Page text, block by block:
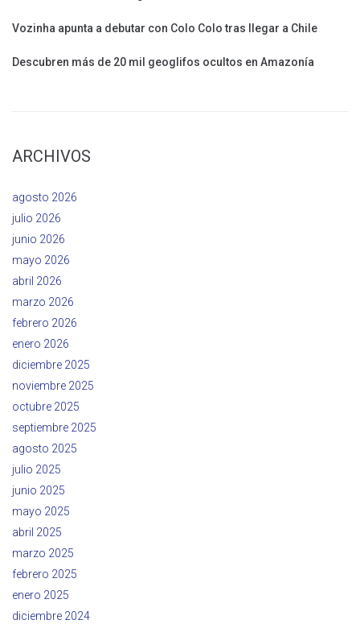
Vozinha apunta a debutar con Colo Colo tras llegar a Chile
Descubren más de 20 mil geoglifos ocultos en Amazonía
ARCHIVOS
agosto 2026
julio 2026
junio 2026
mayo 2026
abril 2026
marzo 2026
febrero 2026
enero 2026
diciembre 2025
noviembre 2025
octubre 2025
septiembre 2025
agosto 2025
julio 2025
junio 2025
mayo 2025
abril 2025
marzo 2025
febrero 2025
enero 2025
diciembre 2024